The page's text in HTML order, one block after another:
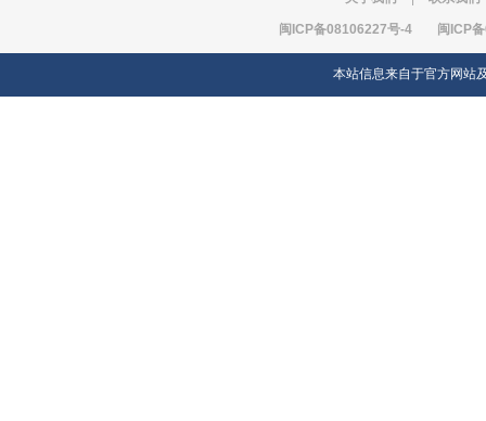
闽ICP备08106227号-4 闽ICP
本站信息来自于官方网站